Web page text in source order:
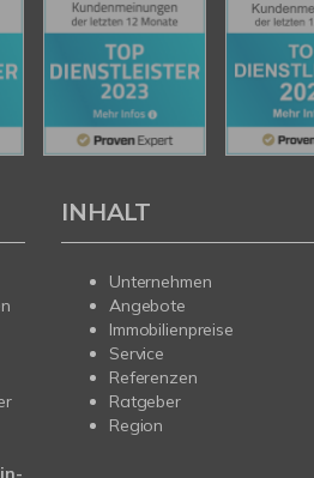
INHALT
Unternehmen
Angebote
Immobilienpreise
Service
Referenzen
Ratgeber
Region